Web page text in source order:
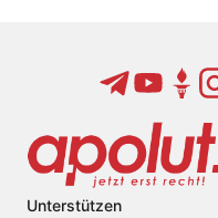
Unterstützen